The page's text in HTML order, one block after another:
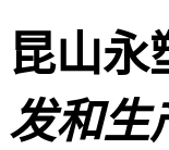
昆山永
发和生